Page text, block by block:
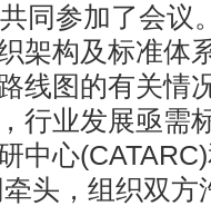
同参加了会议
架构及标准体
线图的有关情
行业发展亟需
中心
头，组织双方